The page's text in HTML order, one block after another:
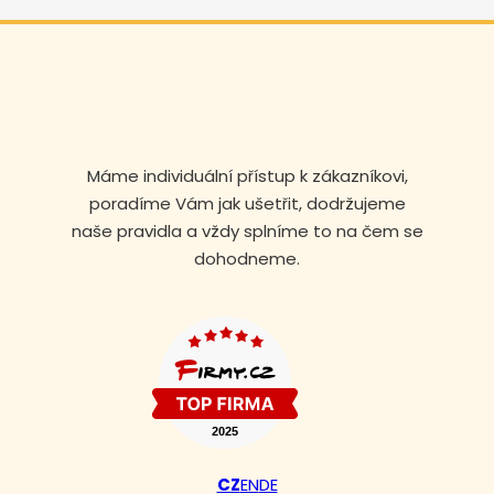
Máme individuální přístup k zákazníkovi,
poradíme Vám jak ušetřit, dodržujeme
naše pravidla a vždy splníme to na čem se
dohodneme.
CZENDE